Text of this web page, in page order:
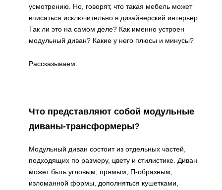
усмотрению. Но, говорят, что такая мебель может
вписаться исключительно в дизайнерский интерьер.
Так ли это на самом деле? Как именно устроен
модульный диван? Какие у него плюсы и минусы?
Рассказываем:
Что представляют собой модульные
диваны-трансформеры?
Модульный диван состоит из отдельных частей,
подходящих по размеру, цвету и стилистике. Диван
может быть угловым, прямым, П-образным,
изломанной формы, дополняться кушетками,